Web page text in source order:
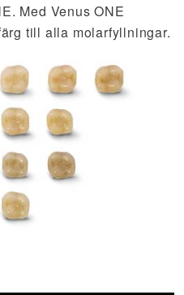
Med Venus ONE
till alla molarfyllningar.